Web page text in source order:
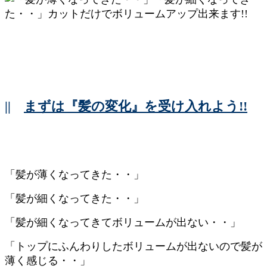
|| まずは『髪の変化』を受け入れよう!!
「髪が薄くなってきた・・」
「髪が細くなってきた・・」
「髪が細くなってきてボリュームが出ない・・」
「トップにふんわりしたボリュームが出ないので髪が
薄く感じる・・」